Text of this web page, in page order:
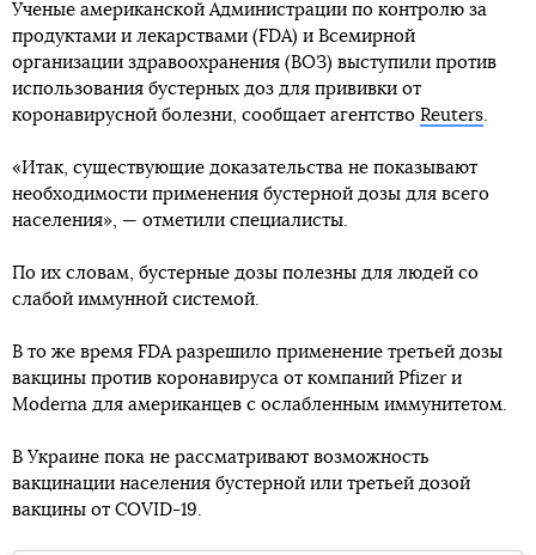
Ученые американской Администрации по контролю за
продуктами и лекарствами (FDA) и Всемирной
организации здравоохранения (ВОЗ) выступили против
использования бустерных доз для прививки от
коронавирусной болезни, сообщает агентство Reuters.
«Итак, существующие доказательства не показывают
необходимости применения бустерной дозы для всего
населения», — отметили специалисты.
По их словам, бустерные дозы полезны для людей со
слабой иммунной системой.
В то же время FDA разрешило применение третьей дозы
вакцины против коронавируса от компаний Pfizer и
Moderna для американцев с ослабленным иммунитетом.
В Украине пока не рассматривают возможность
вакцинации населения бустерной или третьей дозой
вакцины от COVID-19.